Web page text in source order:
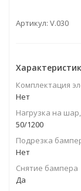
Артикул: V.030
Комплектация
Нет
Нагрузка на шар,
50/1200
Подрезка
Нет
Снятие бампера
Да